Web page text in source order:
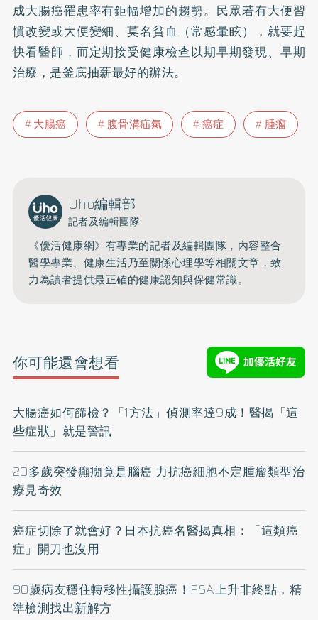
成大腸癌罹患率有鉅幅增加的趨勢。民眾若有大便習
慣改變或大便變細、莫名貧血（常感暈眩），就要趕
快看醫師，而定期接受健康檢查以期早期發現、早期
治療，是釜底抽薪最好的辦法。
大腸癌 腹骨溝疝氣 癌症 腫瘤
Uho編輯部
記者及編輯團隊
《優活健康網》有專業的記者及編輯團隊，內容整合
醫學專業、健康生活乃至關係心理學等相關文章，致
力為讀者提供最正確的健康認知與保健常識。
你可能還會想看
大腸癌如何篩檢？「1方法」偵測率達9成！醫揭「這
些症狀」就是警訊
20多歲突發癲癇竟是腦癌 力抗癌細胞不定腫瘤類型治
療見奇效
癌症切除了就會好？日本抗癌名醫揭真相：「這類癌
症」開刀也沒用
90歲病友穩住轉移性攝護腺癌！PSA上升非終點，精
準檢測找出新解方